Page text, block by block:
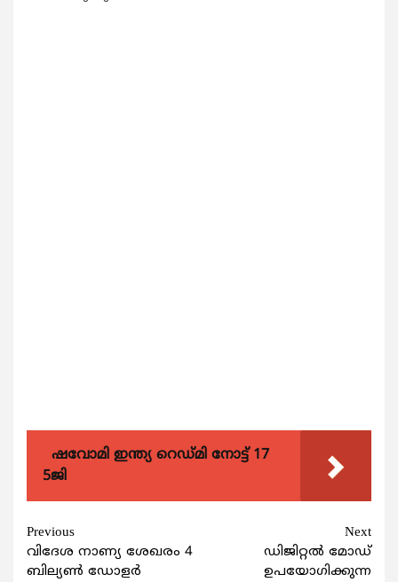
ഷവോമി ഇന്ത്യ റെഡ്മി നോട്ട് 17
5ജി
Continue
Reading
Previous
വിദേശ നാണ്യ ശേഖരം 4
ബില്യണ്‍ ഡോളര്‍
Next
ഡിജിറ്റല്‍ മോഡ്
ഉപയോഗിക്കുന്ന